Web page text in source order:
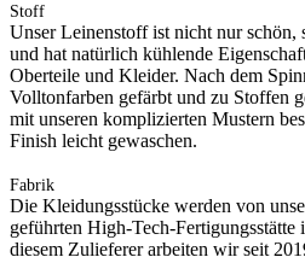
Stoff
Unser Leinenstoff ist nicht nur schön,
und hat natürlich kühlende
Oberteile und Kleider. Nach dem
Volltonfarben gefärbt und zu Stoffen
mit unseren komplizierten Mustern
Finish leicht gewaschen.
Fabrik
Die Kleidungsstücke werden von
geführten High-Tech-
diesem Zulieferer arbeiten wir seit